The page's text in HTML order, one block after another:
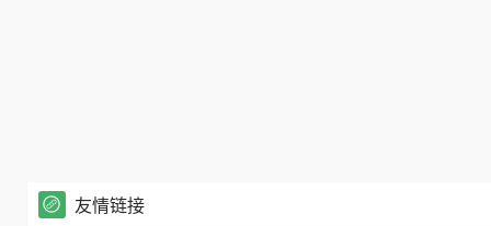
友情链接